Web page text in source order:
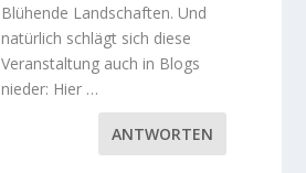
Blühende Landschaften. Und
natürlich schlägt sich diese
Veranstaltung auch in Blogs
nieder: Hier …
ANTWORTEN